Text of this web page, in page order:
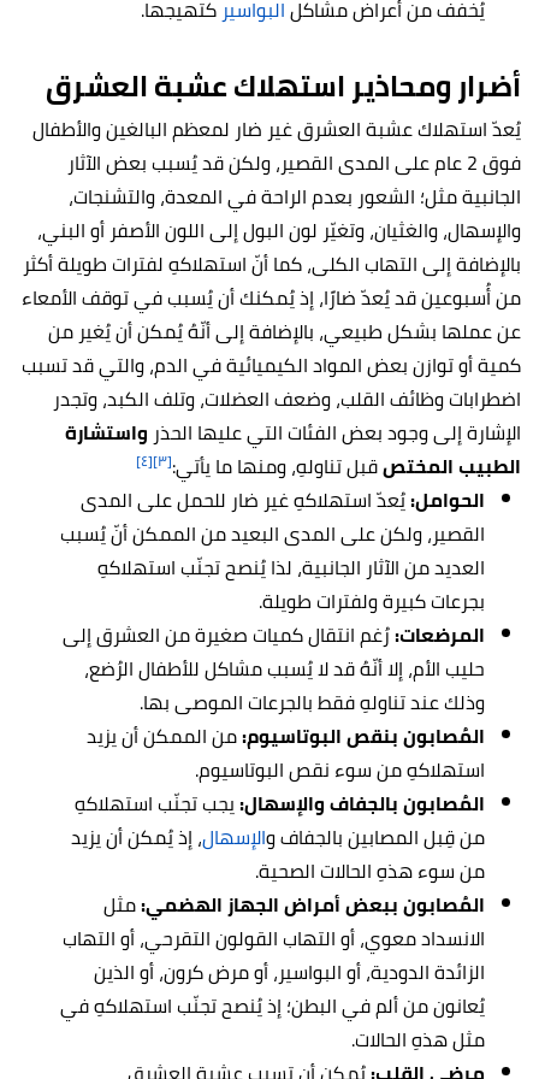
يُخفف من أعراض مشاكلالبواسير كتهيجها.
أضرار ومحاذير استهلاك عشبة العشرق
يُعدّ استهلاك عشبة العشرق غير ضار لمعظم البالغين والأطفال
فوق 2 عام على المدى القصير، ولكن قد يُسبب بعض الآثار
الجانبية مثل؛ الشعور بعدم الراحة في المعدة، والتشنجات،
والإسهال، والغثيان، وتغيّر لون البول إلى اللون الأصفر أو البني،
بالإضافة إلى التهاب الكلى، كما أنّ استهلاكهِ لفترات طويلة أكثر
من أُسبوعين قد يُعدّ ضارًا، إذ يُمكنك أن يُسبب في توقف الأمعاء
عن عملها بشكل طبيعي، بالإضافة إلى أنّهُ يُمكن أن يُغير من
كمية أو توازن بعض المواد الكيميائية في الدم، والتي قد تسبب
اضطرابات وظائف القلب، وضعف العضلات، وتلف الكبد، وتجدر
الإشارة إلى وجود بعض الفئات التي عليها الحذر واستشارة
الطبيب المختصقبل تناولهِ، ومنها ما يأتي:[٣] [٤]
الحوامل:يُعدّ استهلاكهِ غير ضار للحمل على المدى
القصير، ولكن على المدى البعيد من الممكن أنّ يُسبب
العديد من الآثار الجانبية، لذا يُنصح تجنّب استهلاكهِ
بجرعات كبيرة ولفترات طويلة.
المرضعات:رُغم انتقال كميات صغيرة من العشرق إلى
حليب الأم، إلا أنّهُ قد لا يُسبب مشاكل للأطفال الرُضع،
وذلك عند تناولهِ فقط بالجرعات الموصى بها.
المُصابون بنقص البوتاسيوم:من الممكن أن يزيد
استهلاكهِ من سوء نقص البوتاسيوم.
المُصابون بالجفاف والإسهال:يجب تجنّب استهلاكهِ
من قِبل المصابين بالجفاف والإسهال، إذ يُمكن أن يزيد
من سوء هذهِ الحالات الصحية.
المُصابون ببعض أمراض الجهاز الهضمي:مثل
الانسداد معوي، أو التهاب القولون التقرحي، أو التهاب
الزائدة الدودية، أو البواسير، أو مرض كرون، أو الذين
يُعانون من ألم في البطن؛ إذ يُنصح تجنّب استهلاكهِ في
مثل هذهِ الحالات.